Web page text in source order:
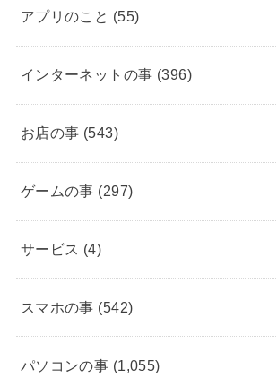
アプリのこと (55)
インターネットの事 (396)
お店の事 (543)
ゲームの事 (297)
サービス (4)
スマホの事 (542)
パソコンの事 (1,055)